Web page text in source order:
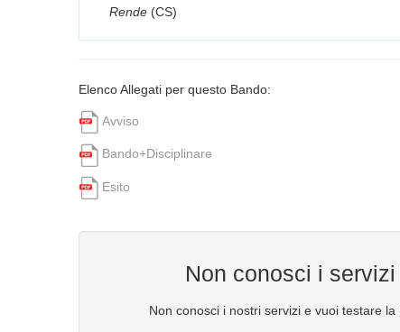
Rende (CS)
Elenco Allegati per questo Bando:
Avviso
Bando+Disciplinare
Esito
Non conosci i
Non conosci i nostri servizi e vuoi testare